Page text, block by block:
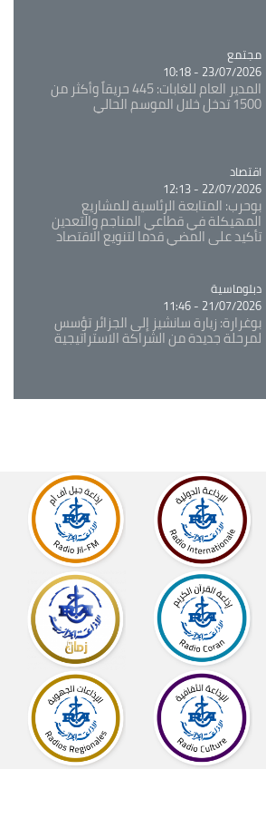
Catégorie
مجتمع
23/07/2026 - 10:18
المدير العام للغابات: 445 حريقاً وأكثر من
1500 تدخل خلال الموسم الحالي
Catégorie
اقتصاد
22/07/2026 - 12:13
بوحرب: المتابعة الرئاسية للمشاريع
المهيكلة في قطاعي المناجم والتعدين
تأكيد على المضي قدما لتنويع الاقتصاد
Catégorie
دبلوماسية
21/07/2026 - 11:46
بوغرارة: زيارة سانشيز إلى الجزائر تؤسس
لمرحلة جديدة من الشراكة الاستراتيجية